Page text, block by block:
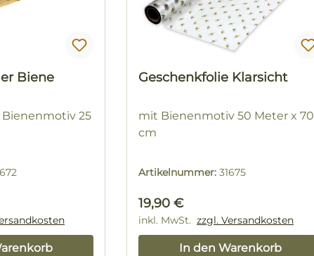
Biene
25
Geschenkfolie Klarsicht
mit Bienenmotiv 50 Meter x 70
cm
Artikelnummer: 31675
Regulärer Preis:
19,90 €
inkl. MwSt. zzgl. Versandkosten
In den Warenkorb